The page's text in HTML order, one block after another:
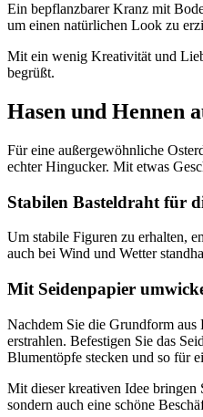
Ein bepflanzbarer Kranz mit
um einen natürlichen Look zu
Mit ein wenig Kreativität und
begrüßt.
Hasen und Hennen
Für eine außergewöhnliche
echter Hingucker. Mit etwas
Stabilen Basteldraht für
Um stabile Figuren zu erhalten,
auch bei Wind und Wetter
Mit Seidenpapier
Nachdem Sie die Grundform
erstrahlen. Befestigen Sie das
Blumentöpfe stecken und so für
Mit dieser kreativen Idee bringen
sondern auch eine schöne